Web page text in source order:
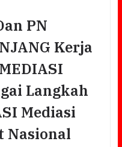
PN
Kerja
Langkah
Mediasi
Nasional